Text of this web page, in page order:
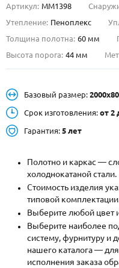
О НАС
Металлические двери от
НАЙТИ:
+7
Каталог
Артикул: ММ1398
Утепление: Пеноплекс
Толщина полотна: 60 мм
Высота порога: 44 мм
Базовый размер:
Срок изготовления: от 2
Гарантия: 5 лет
Полотно и каркас —
холоднокатаной стали.
Стоимость изделия
типовой
Выберите любой цвет
Выберите наиболее
систему, фурнитуру и
нашего каталога —
исполнения заказа